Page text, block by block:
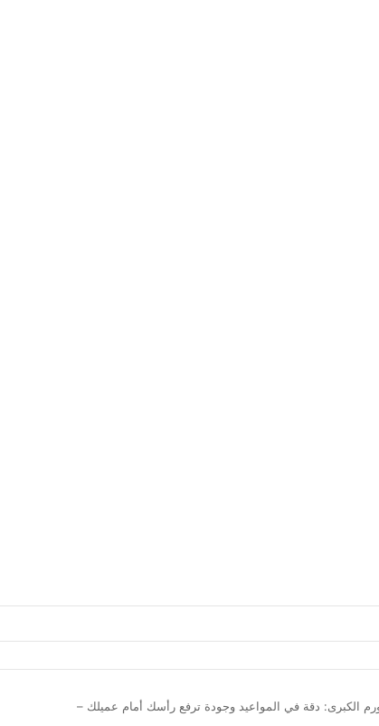
الكبرى: دقة في المواعيد وجودة ترفع رأسك أمام عميلك –